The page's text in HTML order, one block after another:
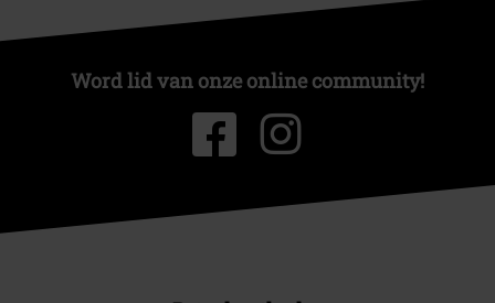
Word lid van onze online community!